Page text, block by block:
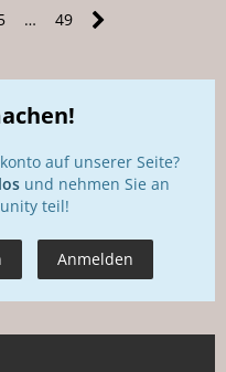
… 49
auf unserer Seite?
und nehmen Sie an
teil!
Anmelden